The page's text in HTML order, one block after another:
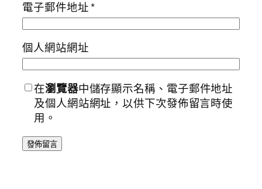
電子郵件地址*
個人網站網址
在瀏覽器中儲存顯示名稱、電子郵件地址
及個人網站網址，以供下次發佈留言時使
用。